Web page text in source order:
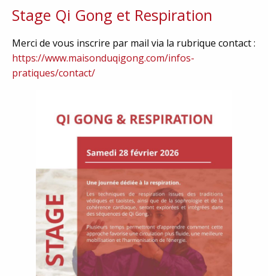
Stage Qi Gong et Respiration
Merci de vous inscrire par mail via la rubrique contact :
https://www.maisonduqigong.com/infos-
pratiques/contact/